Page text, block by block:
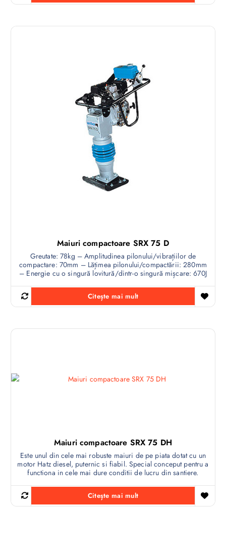
Maiuri compactoare SRX 75 D
Greutate: 78kg – Amplitudinea pilonului/vibrațiilor de
compactare: 70mm – Lățimea pilonului/compactării: 280mm
– Energie cu o singură lovitură/dintr-o singură mișcare: 670J
Citește mai mult
Maiuri compactoare SRX 75 DH
Este unul din cele mai robuste maiuri de pe piata dotat cu un
motor Hatz diesel, puternic si fiabil. Special conceput pentru a
functiona in cele mai dure conditii de lucru din santiere.
Citește mai mult